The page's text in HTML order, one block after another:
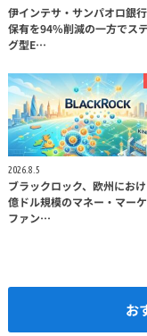
伊インテサ・サンパオロ銀
保有を94%削減の一方でス
グ型E…
2026.8.5
ブラックロック、欧州にお
億ドル規模のマネー・マー
ファン…
お